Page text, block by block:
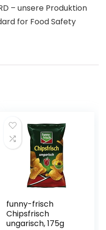
– unsere Produktion
for Food Safety
funny-frisch
Chipsfrisch
ungarisch, 175g